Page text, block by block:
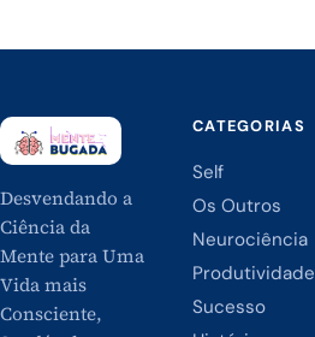
Desvendando a
Ciência da
Mente para Uma
Vida mais
Consciente,
CATEGORIAS
Self
Os Outros
Neurociência
Produtividade
Sucesso